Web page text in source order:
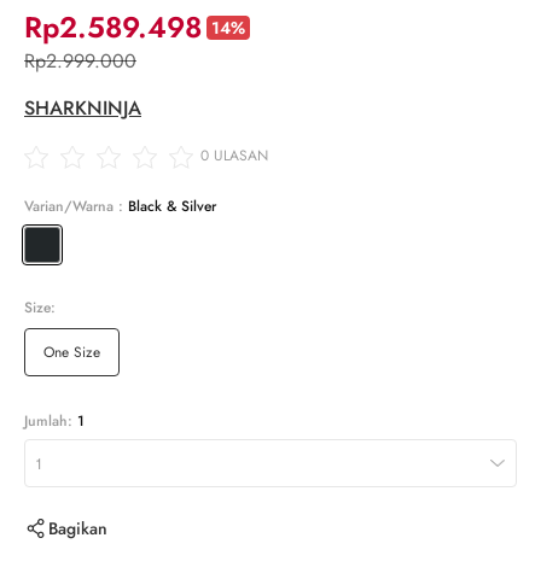
Rp2.589.498 14%
Rp2.999.000
SHARKNINJA
0 ULASAN
Varian/Warna : Black & Silver
Size:
One Size
Jumlah: 1
1
Bagikan